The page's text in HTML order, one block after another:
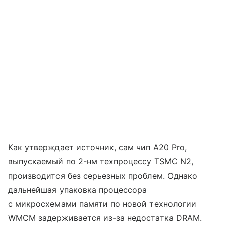
Как утверждает источник, сам чип A20 Pro,
выпускаемый по 2-нм техпроцессу TSMC N2,
производится без серьезных проблем. Однако
дальнейшая упаковка процессора
с микросхемами памяти по новой технологии
WMCM задерживается из-за недостатка DRAM.